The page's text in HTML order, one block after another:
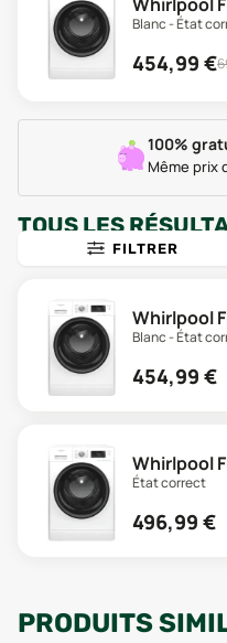
Blanc - État
454,99 €
100%
Même prix
TOUS LES
FILTRER
Whirlpool
Blanc - État
454,99 €
Whirlpool
État correct
496,99 €
PRODUITS